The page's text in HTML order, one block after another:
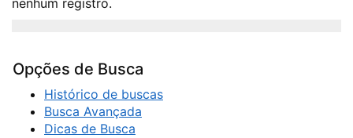
nenhum registro.
Opções de Busca
Histórico de buscas
Busca Avançada
Dicas de Busca